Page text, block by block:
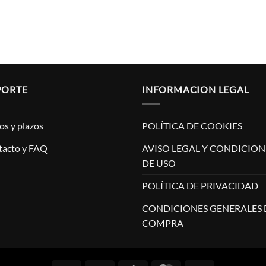
y plazos
y FAQ
INFORMACION LEGAL
POLÍTICA DE COOKIES
AVISO LEGAL Y
DE USO
POLÍTICA DE PRIVACIDAD
CONDICIONES GENERALES
COMPRA